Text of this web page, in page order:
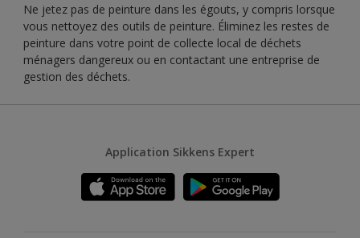
Ne jetez pas de peinture dans les égouts, y compris lorsque
vous nettoyez des outils de peinture. Éliminez les restes de
peinture dans votre point de collecte local de déchets
ménagers dangereux ou en contactant une entreprise de
gestion des déchets.
Application Sikkens Expert